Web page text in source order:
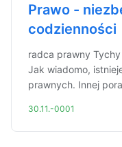
Prawo -
codzienności
radca prawny
Jak wiadomo,
prawnych. Innej
30.11.-0001